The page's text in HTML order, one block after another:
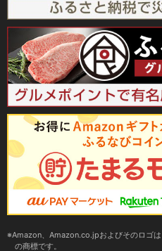
Amazon、Amazon.co.jpおよびそのロゴ
の商標です。